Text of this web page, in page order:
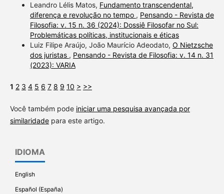
Leandro Lélis Matos, Fundamento transcendental,
diferença e revolução no tempo , Pensando - Revista de
Filosofia: v. 15 n. 36 (2024): Dossiê Filosofar no Sul:
Problemáticas políticas, institucionais e éticas
Luiz Filipe Araújo, João Maurício Adeodato, O Nietzsche
dos juristas , Pensando - Revista de Filosofia: v. 14 n. 31
(2023): VARIA
1 2 3 4 5 6 7 8 9 10 > >>
Você também pode iniciar uma pesquisa avançada por
similaridadepara este artigo.
IDIOMA
English
Español (España)